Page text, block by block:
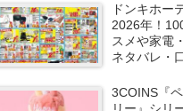
ドンキホー
2026年！
スメや家電
ネタバレ・
3COINS『